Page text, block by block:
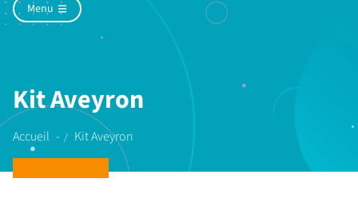
Menu
Kit Aveyron
Accueil Kit Aveyron